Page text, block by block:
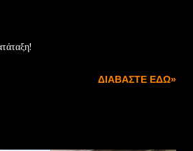
ΔΙΑΒΆΣΤΕ ΕΔΏ»